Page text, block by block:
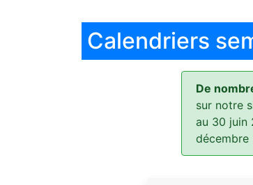
Calendriers
De
sur notre
au 30 juin
décembre